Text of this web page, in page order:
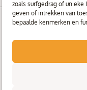
zoals surfgedrag of
geven of intrekken van
bepaalde kenmerken en